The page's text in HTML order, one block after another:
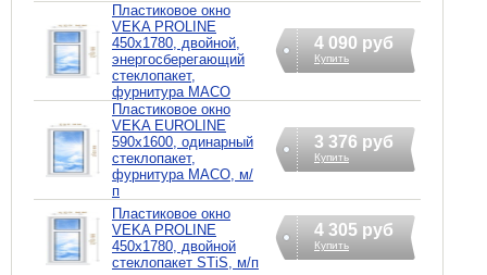
Пластиковое окно
VEKA PROLINE
450х1780, двойной,
энергосберегающий
стеклопакет,
фурнитура MACO
4 090 руб
Купить
Пластиковое окно
VEKA EUROLINE
590х1600, одинарный
стеклопакет,
фурнитура MACO, м/
п
3 376 руб
Купить
Пластиковое окно
VEKA PROLINE
450х1780, двойной
стеклопакет STiS, м/п
4 305 руб
Купить